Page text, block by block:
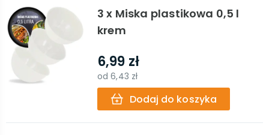
3 x Miska plastikowa 0,5 l
krem
6,99 zł
od6,43 zł
Dodaj do koszyka